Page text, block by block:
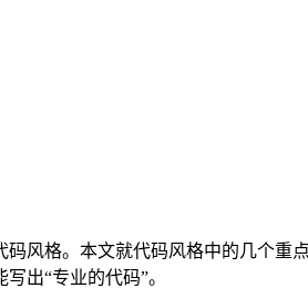
风格。本文就代码风格中的几个重
出“专业的代码”。